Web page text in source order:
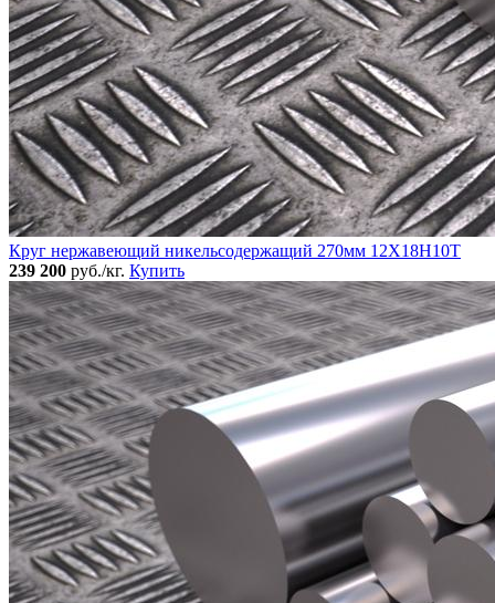
Круг нержавеющий никельсодержащий 270мм 12Х18Н10Т
239 200 руб./кг. Купить